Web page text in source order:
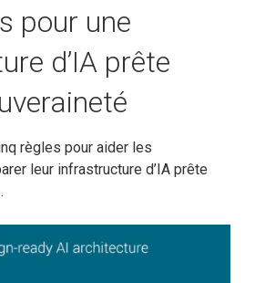
pour une
d’IA prête
règles pour aider les
leur infrastructure d’IA prête